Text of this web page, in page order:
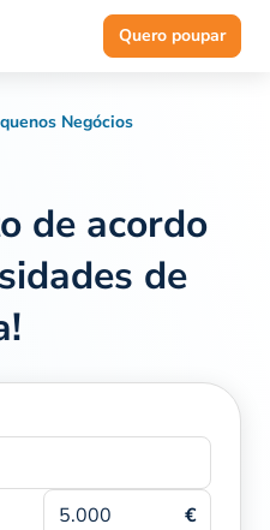
Quero poupar
Negócios
de acordo
de
€